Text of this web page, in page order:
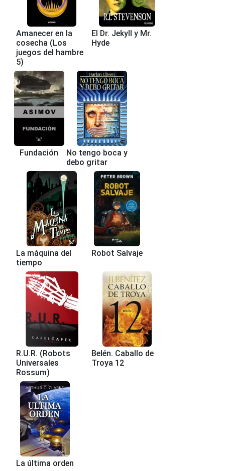
Amanecer en la
cosecha (Los
juegos del hambre
5)
El Dr. Jekyll y Mr.
Hyde
Fundación
No tengo boca y
debo gritar
La máquina del
tiempo
Robot Salvaje
R.U.R. (Robots
Universales
Rossum)
Belén. Caballo de
Troya 12
La última orden